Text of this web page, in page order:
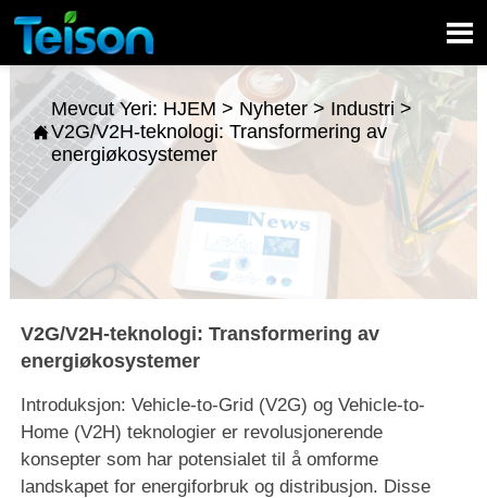


Mevcut Yeri: HJEM > Nyheter> Industri >
V2G/V2H-teknologi: Transformering av
energiøkosystemer
V2G/V2H-teknologi: Transformering av
energiøkosystemer
Introduksjon: Vehicle-to-Grid (V2G) og Vehicle-to-
Home (V2H) teknologier er revolusjonerende
konsepter som har potensialet til å omforme
landskapet for energiforbruk og distribusjon. Disse